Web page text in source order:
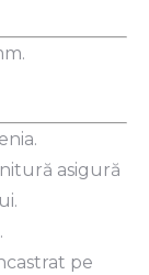
asigură
pe